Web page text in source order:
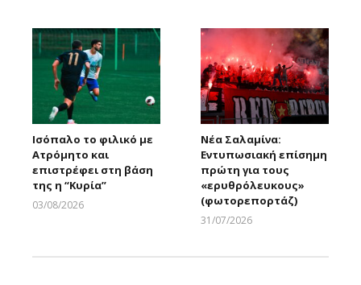
Ισόπαλο το φιλικό με
Ατρόμητο και
επιστρέφει στη βάση
της η “Κυρία”
03/08/2026
Νέα Σαλαμίνα:
Εντυπωσιακή επίσημη
πρώτη για τους
«ερυθρόλευκους»
(φωτορεπορτάζ)
31/07/2026